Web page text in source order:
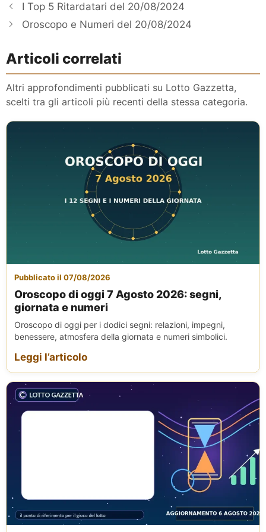
I Top 5 Ritardatari del 20/08/2024
Oroscopo e Numeri del 20/08/2024
Articoli correlati
Altri approfondimenti pubblicati su Lotto Gazzetta,
scelti tra gli articoli più recenti della stessa categoria.
Pubblicato il 07/08/2026
Oroscopo di oggi 7 Agosto 2026: segni,
giornata e numeri
Oroscopo di oggi per i dodici segni: relazioni, impegni,
benessere, atmosfera della giornata e numeri simbolici.
Leggi l’articolo